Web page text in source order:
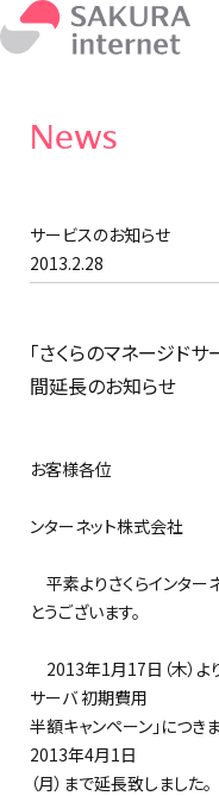
News
サービスのお知らせ
2013.2.28
「さくらのマネージド
間延長のお知らせ
お客様各位
さ
ンターネット株式会社
平素よりさくらインター
とうございます。
2013年1月17日（木）よ
サーバ 初期費用
半額キャンペーン」につき
2013年4月1日
（月）まで延長致しました。